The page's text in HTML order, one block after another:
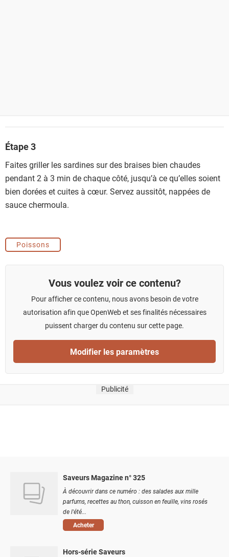
Étape 3
Faites griller les sardines sur des braises bien chaudes
pendant 2 à 3 min de chaque côté, jusqu’à ce qu’elles soient
bien dorées et cuites à cœur. Servez aussitôt, nappées de
sauce chermoula.
Poissons
Vous voulez voir ce contenu?
Pour afficher ce contenu, nous avons besoin de votre
autorisation afin que OpenWeb et ses finalités nécessaires
puissent charger du contenu sur cette page.
Modifier les paramètres
Publicité
Saveurs Magazine n° 325
À découvrir dans ce numéro : des salades aux mille
parfums, recettes au thon, cuisson en feuille, vins rosés
de l'été...
Acheter
Hors-série Saveurs